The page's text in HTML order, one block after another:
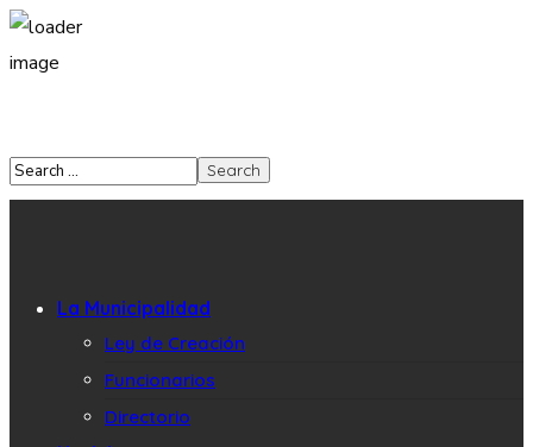
La Municipalidad
Ley de Creación
Funcionarios
Directorio